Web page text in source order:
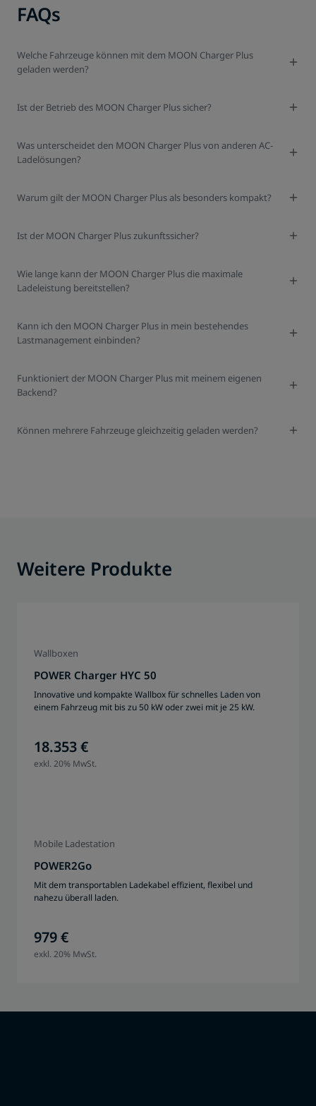
FAQs
Welche Fahrzeuge können mit dem MOON Charger Plus
geladen werden?
Ist der Betrieb des MOON Charger Plus sicher?
Was unterscheidet den MOON Charger Plus von anderen AC-
Ladelösungen?
Warum gilt der MOON Charger Plus als besonders kompakt?
Ist der MOON Charger Plus zukunftssicher?
Wie lange kann der MOON Charger Plus die maximale
Ladeleistung bereitstellen?
Kann ich den MOON Charger Plus in mein bestehendes
Lastmanagement einbinden?
Funktioniert der MOON Charger Plus mit meinem eigenen
Backend?
Können mehrere Fahrzeuge gleichzeitig geladen werden?
Weitere Produkte
Wallboxen
POWER Charger HYC 50
Innovative und kompakte Wallbox für schnelles Laden von
einem Fahrzeug mit bis zu 50 kW oder zwei mit je 25 kW.
18.353 €
exkl. 20% MwSt.
Mobile Ladestation
POWER2Go
Mit dem transportablen Ladekabel effizient, flexibel und
nahezu überall laden.
979 €
exkl. 20% MwSt.